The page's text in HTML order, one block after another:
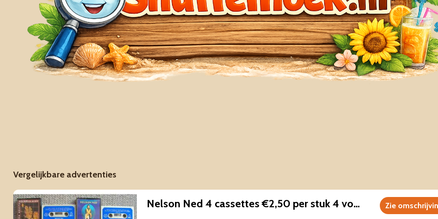
Vergelijkbare advertenties
Zie
Nelson Ned 4 cassettes €2,50 per stuk 4 voor €8 ZGAN